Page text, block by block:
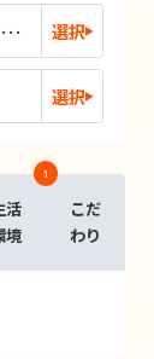
東海 関西
選択
選択
活
境
1
こだ
わり